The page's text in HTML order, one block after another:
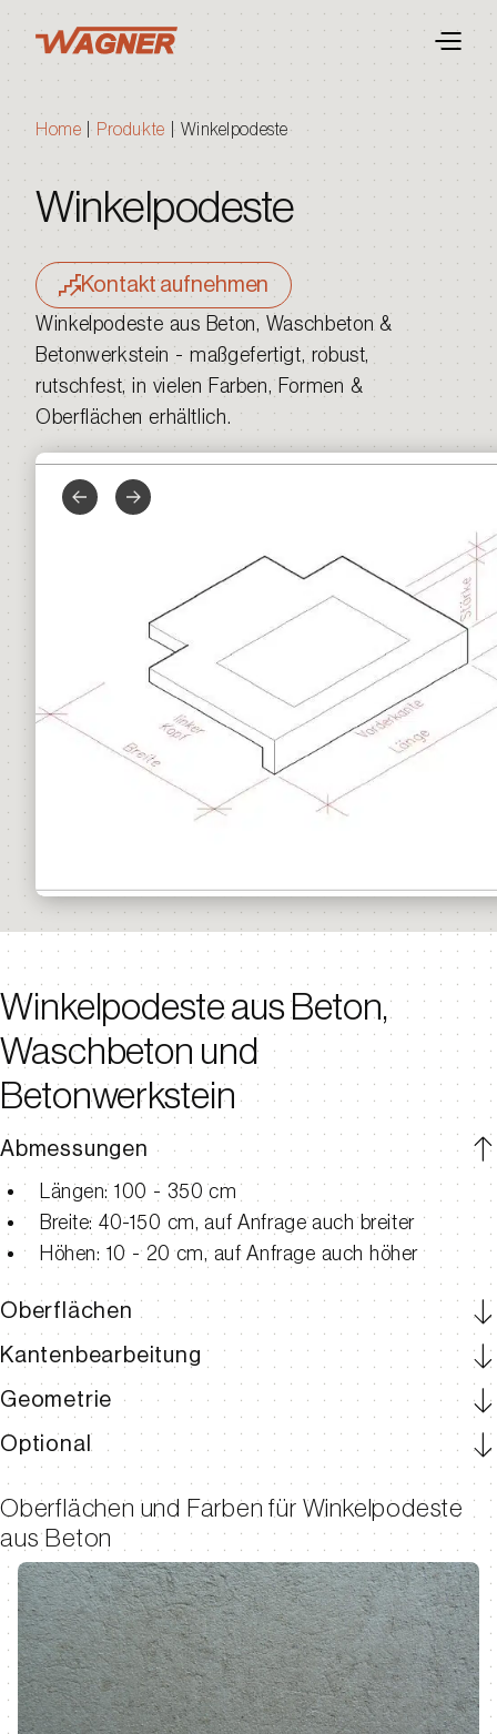
Home | Produkte | Winkelpodeste
Winkelpodeste
Kontakt aufnehmen
Winkelpodeste aus Beton, Waschbeton &
Betonwerkstein - maßgefertigt, robust,
rutschfest, in vielen Farben, Formen &
Oberflächen erhältlich.
Winkelpodeste aus Beton,
Waschbeton und
Betonwerkstein
Abmessungen
Längen: 100 - 350 cm
Breite: 40-150 cm, auf Anfrage auch breiter
Höhen: 10 - 20 cm, auf Anfrage auch höher
Oberflächen
Kantenbearbeitung
Geometrie
Optional
Oberflächen und Farben für Winkelpodeste
aus Beton